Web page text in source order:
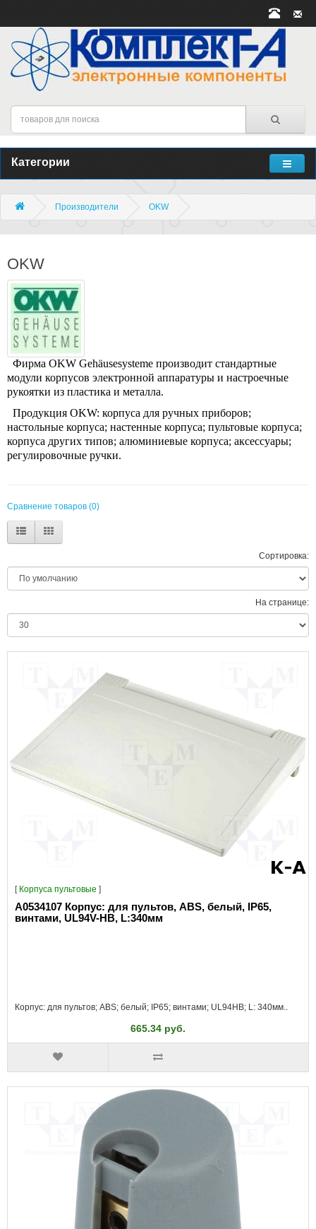
Категории
Производители OKW
OKW
Фирма OKW Gehäusesysteme производит стандартные
модули корпусов электронной аппаратуры и настроечные
рукоятки из пластика и металла.
Продукция OKW: корпуса для ручных приборов;
настольные корпуса; настенные корпуса; пультовые корпуса;
корпуса других типов; алюминиевые корпуса; аксессуары;
регулировочные ручки.
Сравнение товаров (0)
Сортировка:
На странице:
[ Корпуса пультовые ]
A0534107 Корпус: для пультов, ABS, белый, IP65,
винтами, UL94V-HB, L:340мм
Корпус: для пультов; ABS; белый; IP65; винтами; UL94HB; L: 340мм..
665.34 руб.